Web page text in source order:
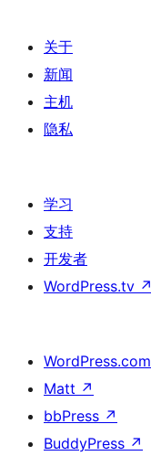
关于
新闻
主机
隐私
学习
支持
开发者
WordPress.tv ↗
WordPress.com
Matt ↗
bbPress ↗
BuddyPress ↗